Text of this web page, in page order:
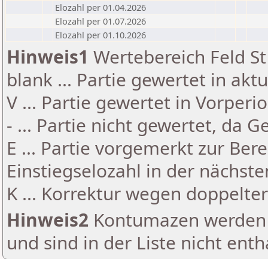
Elozahl per 01.04.2026
Elozahl per 01.07.2026
Elozahl per 01.10.2026
Hinweis1 Wertebereich Feld
blank ... Partie gewertet in
V ... Partie gewertet in
- ... Partie nicht gewertet, da
E ... Partie vorgemerkt zur
Einstiegselozahl in der
K ... Korrektur wegen
Hinweis2 Kontumazen
und sind in der Liste nicht